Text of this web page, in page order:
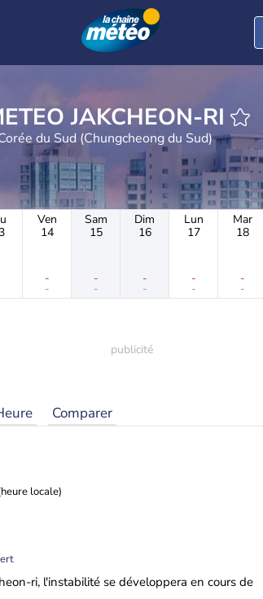
METEO JAKCHEON-RI
du Sud (Chungcheong du Sud)
Ven
14
-
-
Sam
15
-
-
Dim
16
-
-
Lun
17
-
-
Mar
18
-
-
Comparer
locale)
ri, l'instabilité se développera en cours de